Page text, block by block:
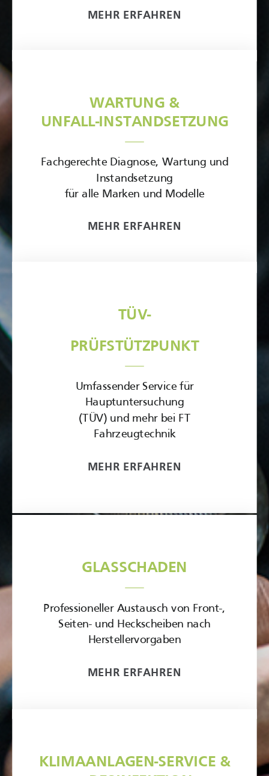
MEHR ERFAHREN
WARTUNG &
UNFALL-INSTANDSETZUNG
Fachgerechte Diagnose, Wartung und
Instandsetzung
für alle Marken und Modelle
MEHR ERFAHREN
TÜV-
PRÜFSTÜTZPUNKT
Umfassender Service für
Hauptuntersuchung
(TÜV) und mehr bei FT
Fahrzeugtechnik
MEHR ERFAHREN
GLASSCHADEN
Professioneller Austausch von Front-,
Seiten- und Heckscheiben nach
Herstellervorgaben
MEHR ERFAHREN
KLIMAANLAGEN-SERVICE &